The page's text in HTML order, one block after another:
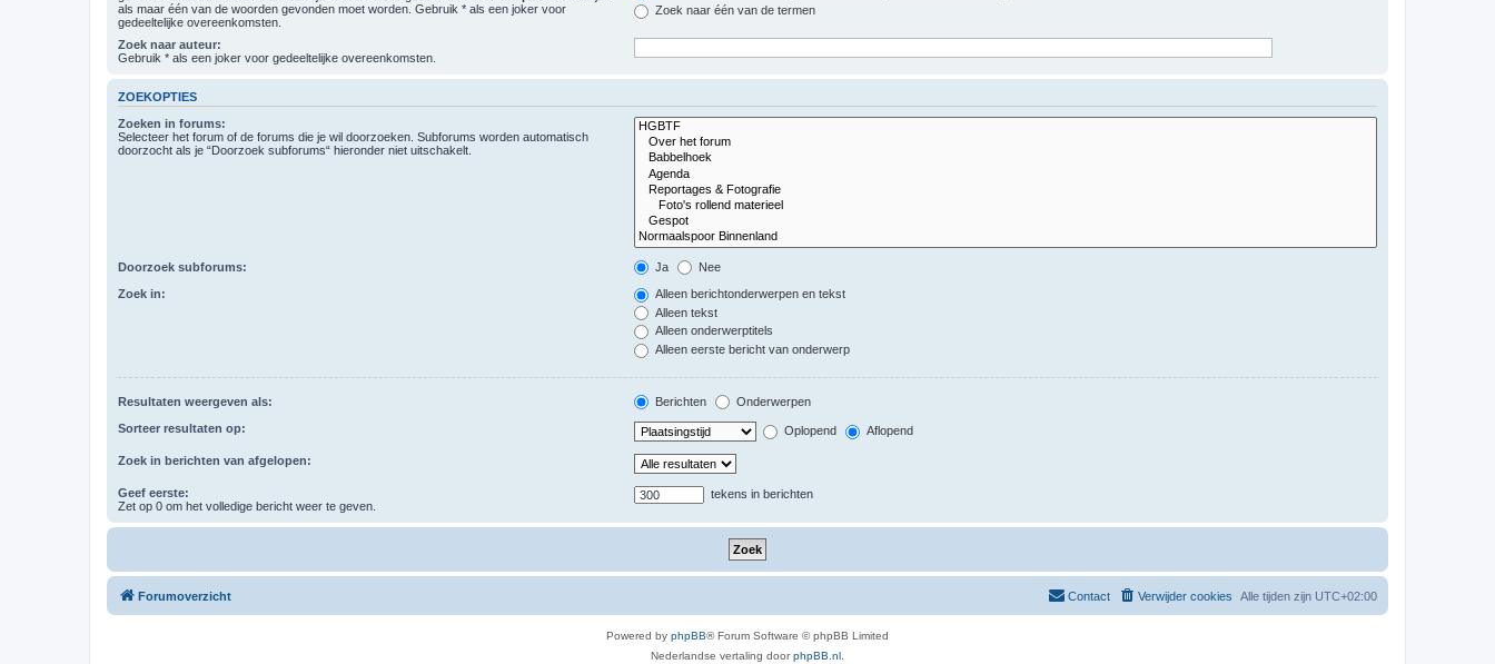
als maar één van de woorden gevonden moet worden. Gebruik * als een joker voor
gedeeltelijke overeenkomsten.
Zoek naar één van de termen
Zoek naar auteur:
Gebruik * als een joker voor gedeeltelijke overeenkomsten.
ZOEKOPTIES
Zoeken in forums:
Selecteer het forum of de forums die je wil doorzoeken. Subforums worden automatisch
doorzocht als je “Doorzoek subforums“ hieronder niet uitschakelt.
Doorzoek subforums: Ja Nee
Zoek in:
Alleen berichtonderwerpen en tekst
Alleen tekst
Alleen onderwerptitels
Alleen eerste bericht van onderwerp
Resultaten weergeven als: Berichten Onderwerpen
Sorteer resultaten op: Oplopend Aflopend
Zoek in berichten van afgelopen:
Geef eerste:
Zet op 0 om het volledige bericht weer te geven.
tekens in berichten
Forumoverzicht Alle tijden zijn UTC+02:00
Verwijder cookies
Contact
Powered by phpBB® Forum Software © phpBB Limited
Nederlandse vertaling doorphpBB.nl